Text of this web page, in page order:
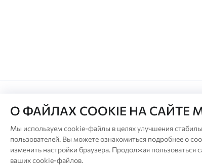
© Milardo
Производитель оставляет за собой
О ФАЙЛАХ COOKIE НА САЙТЕ
Мы используем cookie-файлы в целях улучшения
пользователей. Вы можете ознакомиться подробнее о
изменить настройки браузера. Продолжая пользоваться
ваших cookie-файлов.